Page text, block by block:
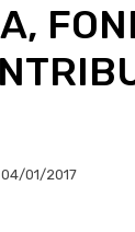
04/01/2017